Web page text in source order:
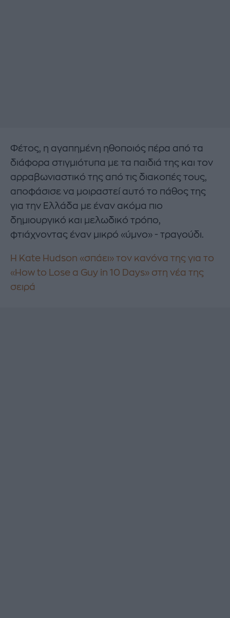
Φέτος, η αγαπημένη ηθοποιός πέρα από τα
διάφορα στιγμιότυπα με τα παιδιά της και τον
αρραβωνιαστικό της από τις διακοπές τους,
αποφάσισε να μοιραστεί αυτό το πάθος της
για την Ελλάδα με έναν ακόμα πιο
δημιουργικό και μελωδικό τρόπο,
φτιάχνοντας έναν μικρό «ύμνο» - τραγούδι.
Η Kate Hudson «σπάει» τον κανόνα της για το
«How to Lose a Guy in 10 Days» στη νέα της
σειρά